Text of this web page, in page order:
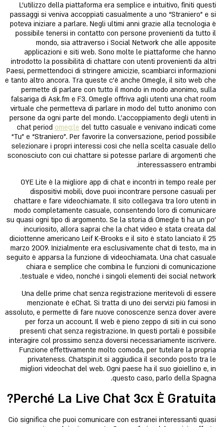
L’utilizzo della piattaforma era semplice e intuitivo, finiti questi
passaggi si veniva accoppiati casualmente a uno “Straniero” e si
poteva iniziare a parlare. Negli ultimi anni grazie alla tecnologia è
possibile tenersi in contatto con persone provenienti da tutto il
mondo, sia attraverso i Social Network che alle apposite
applicazioni e siti web. Sono molte le piattaforme che hanno
introdotto la possibilità di chattare con utenti provenienti da altri
Paesi, permettendoci di stringere amicizie, scambiarci informazioni
e tanto altro ancora. Tra queste c’è anche Omegle, il sito web che
permette di parlare con tutto il mondo in modo anonimo, sulla
falsariga di Ask.fm e F3. Omegle offriva agli utenti una chat room
virtuale che permetteva di parlare in modo del tutto anonimo con
persone da ogni parte del mondo. L’accoppiamento degli utenti in
chat period omeg;le del tutto casuale e venivano indicati come
“Tu” e “Straniero”. Per favorire la conversazione, period possibile
selezionare i propri interessi così che nella scelta casuale dello
sconosciuto con cui chattare si potesse parlare di argomenti che
interessassero entrambi.
OYE Lite è la migliore app di chat e incontri in tempo reale per
dispositivi mobili, dove puoi incontrare persone casuali per
chattare e fare videochiamate. Il sito collegava tra loro utenti in
modo completamente casuale, consentendo loro di comunicare
su quasi ogni tipo di argomento. Se la storia di Omegle ti ha un po’
incuriosito, allora saprai che la chat video è stata creata dal
diciottenne americano Leif K-Brooks e il sito è stato lanciato il 25
marzo 2009. Inizialmente era esclusivamente chat di testo, ma in
seguito è apparsa la funzione di videochiamata. Una chat casuale
chiara e semplice che combina le funzioni di comunicazione
testuale e video, nonché i singoli elementi dei social network.
Una delle prime chat senza registrazione meritevoli di essere
menzionate è eChat. Si tratta di uno dei servizi più famosi in
assoluto, e permette di fare nuove conoscenze senza dover avere
per forza un account. Il web è pieno zeppo di siti in cui sono
presenti chat senza registrazione. In questi portali è possibile
interagire col prossimo senza doversi necessariamente iscrivere.
Funzione effettivamente molto comoda, per tutelare la propria
privateness. Chatspin.it si aggiudica il secondo posto tra le
migliori videochat del web. Ogni paese ha il suo gioiellino e, in
questo caso, parlo della Spagna.
Perché La Live Chat 3cx È Gratuita?
Ciò significa che puoi comunicare con estranei interessanti quasi